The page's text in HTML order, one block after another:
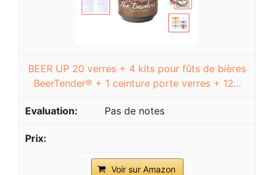
BEER UP 20 verres + 4 kits pour fûts de bières
BeerTender® + 1 ceinture porte verres + 12...
Pas de notes
Voir sur Amazon